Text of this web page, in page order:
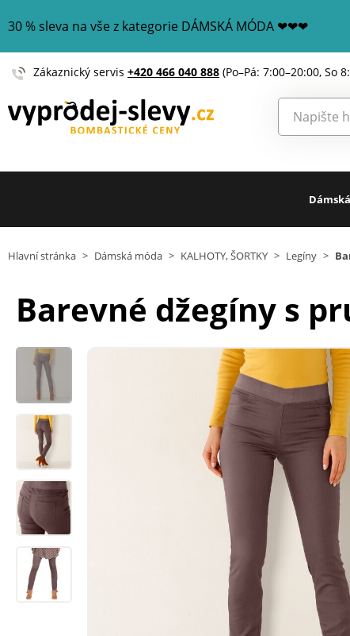
30 % sleva na vše z kategorie DÁMSKÁ MÓDA ❤❤❤
Zákaznický servis +420 466 040 888 (Po–Pá: 7:00–20:00, So
Hlavní stránka > Dámská móda > KALHOTY, ŠORTKY > Legíny >
Barevné džegíny s